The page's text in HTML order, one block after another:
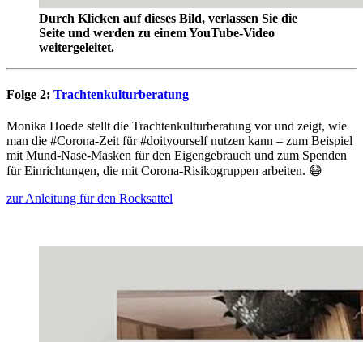
Durch Klicken auf dieses Bild, verlassen Sie die
Seite und werden zu einem YouTube-Video
weitergeleitet.
Folge 2: Trachtenkulturberatung
Monika Hoede stellt die Trachtenkulturberatung vor und zeigt, wie
man die #Corona-Zeit für #doityourself nutzen kann – zum Beispiel
mit Mund-Nase-Masken für den Eigengebrauch und zum Spenden
für Einrichtungen, die mit Corona-Risikogruppen arbeiten. 😷
zur Anleitung für den Rocksattel